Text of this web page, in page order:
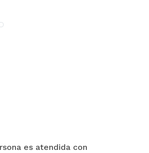
es atendida con